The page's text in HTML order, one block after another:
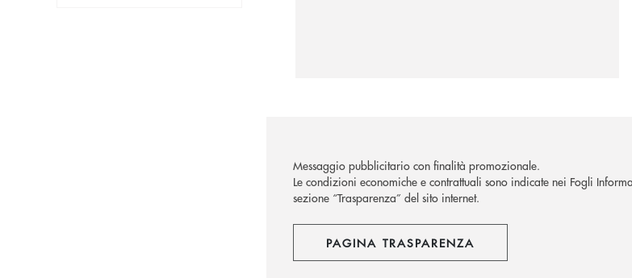
Messaggio pubblicitario con finalità promozionale.
Le condizioni economiche e contrattuali sono indicate nei Fogli
sezione “Trasparenza” del sito internet.
PAGINA TRASPARENZA